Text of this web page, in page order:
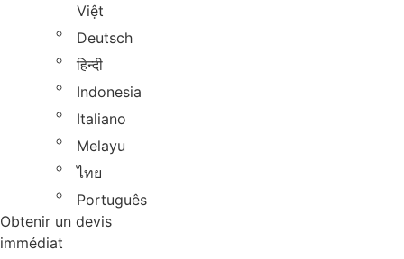
Việt
Deutsch
हिन्दी
Indonesia
Italiano
Melayu
ไทย
Português
Obtenir un devis
immédiat